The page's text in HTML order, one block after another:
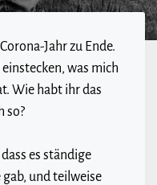
Jahr zu Ende.
was mich
Wie habt ihr das
so?
es ständige
und teilweise